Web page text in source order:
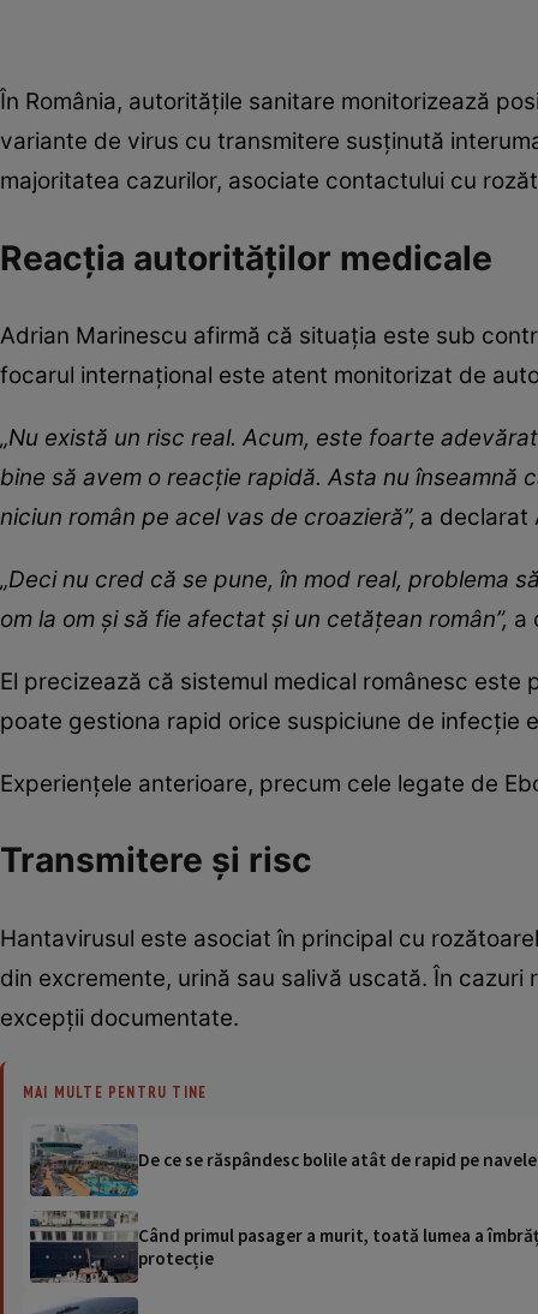
În România, autoritățile sanitare monitorizează
variante de virus cu transmitere susținută
majoritatea cazurilor, asociate contactului cu
Reacția autorităților medicale
Adrian Marinescu afirmă că situația este sub
focarul internațional este atent monitorizat de
„Nu există un risc real. Acum, este foarte
bine să avem o reacție rapidă. Asta nu înseamnă
niciun român pe acel vas de croazieră”, a declarat
„Deci nu cred că se pune, în mod real, problema
om la om și să fie afectat și un cetățean român”, a
El precizează că sistemul medical românesc
poate gestiona rapid orice suspiciune de infecție
Experiențele anterioare, precum cele legate de
Transmitere și risc
Hantavirusul este asociat în principal cu
din excremente, urină sau salivă uscată. În
excepții documentate.
MAI MULTE PENTRU TINE
De ce se răspândesc bolile atât de rapid pe
Când primul pasager a murit, toată lumea a
protecție